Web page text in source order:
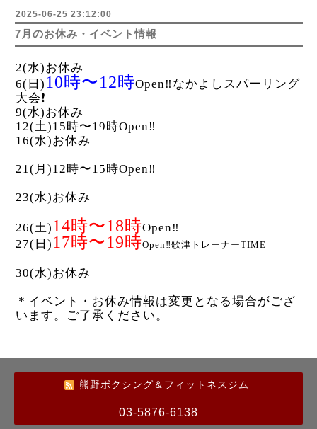
2025-06-25 23:12:00
7月のお休み・イベント情報
2(水)お休み
6(日) 10時〜12時Open‼︎なかよしスパーリング
大会❗️
9(水)お休み
12(土)15時〜19時Open‼︎
16(水)お休み
21(月)12時〜15時Open‼︎
23(水)お休み
26(土) 14時〜18時Open‼︎
27(日) 17時〜19時Open‼︎歌津トレーナーTIME
30(水)お休み
＊イベント・お休み情報は変更となる場合がござ
います。ご了承ください。
熊野ボクシング＆フィットネスジム
03-5876-6138